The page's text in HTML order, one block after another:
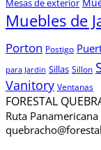
Mesas de exterior
Muebles de
Porton Postigo
para Jardin Sillas Sillon
Vanitory Ventanas
FORESTAL
Ruta